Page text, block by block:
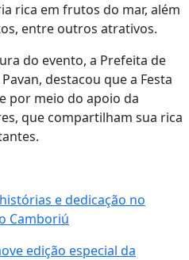
rica em frutos do mar, além
entre outros atrativos.
do evento, a Prefeita de
destacou que a Festa
por meio do apoio da
que compartilham sua rica
e dedicação no
Camboriú
edição especial da